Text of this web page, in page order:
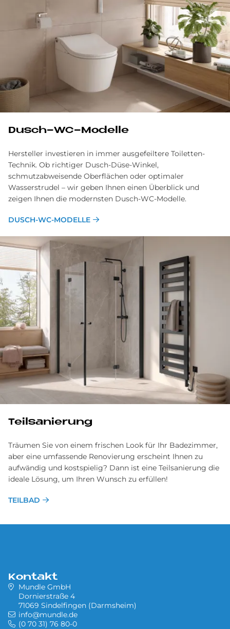
Dusch-WC-Modelle
Hersteller investieren in immer ausgefeiltere Toiletten-
Technik. Ob richtiger Dusch-Düse-Winkel,
schmutzabweisende Oberflächen oder optimaler
Wasserstrudel – wir geben Ihnen einen Überblick und
zeigen Ihnen die modernsten Dusch-WC-Modelle.
DUSCH-WC-MODELLE
Teilsanierung
Träumen Sie von einem frischen Look für Ihr Badezimmer,
aber eine umfassende Renovierung erscheint Ihnen zu
aufwändig und kostspielig? Dann ist eine Teilsanierung die
ideale Lösung, um Ihren Wunsch zu erfüllen!
TEILBAD
Kontakt
Mundle GmbH
Dornierstraße 4
71069 Sindelfingen (Darmsheim)
info@mundle.de
(0 70 31) 76 80-0